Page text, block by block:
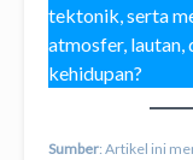
tektonik, serta
atmosfer, lautan,
kehidupan?
Sumber: Artikel ini